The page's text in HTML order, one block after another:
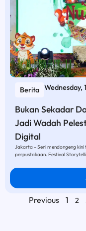
Berita Wednesday,
Bukan Sekadar
Jadi Wadah
Digital
Jakarta – Seni mendongeng
perpustakaan. Festival
Previous 1 2